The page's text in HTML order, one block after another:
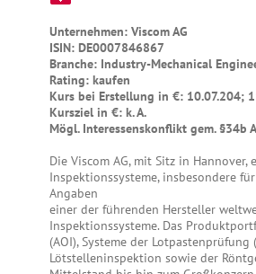
Unternehmen: Viscom AG
ISIN: DE0007846867
Branche: Industry-Mechanical
Rating: kaufen
Kurs bei Erstellung in €: 10.07.204;
Kursziel in €: k. A.
Mögl. Interessenskonflikt gem. §34b
Die Viscom AG, mit Sitz in
Inspektionssysteme, insbesondere
Angaben
einer der führenden Hersteller
Inspektionssysteme. Das
(AOI), Systeme der Lotpastenprüfung
Lötstelleninspektion sowie der